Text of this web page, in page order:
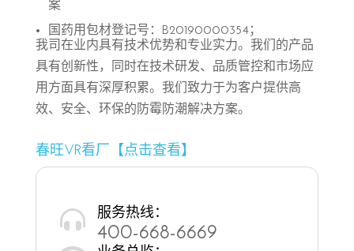
案
国药用包材登记号：B20190000354；
我司在业内具有技术优势和专业实力。我们的产品
具有创新性，同时在技术研发、品质管控和市场应
用方面具有深厚积累。我们致力于为客户提供高
效、安全、环保的防霉防潮解决方案。
春旺VR看厂【点击查看】
 服务热线：
400-668-6669